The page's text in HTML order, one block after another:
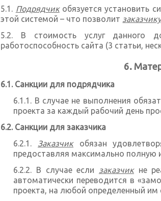
Подрядчикобязуется установить
этой системой – что позволит
В стоимость услуг данного
работоспособность сайта (3 статьи,
Санкции для подрядчика
В случае не выполнения
проекта за каждый рабочий день
Санкции для заказчика
Заказчикобязан
предоставляя максимально
В случае если заказчикне
автоматически переводится в
проекта, на любой определенный им